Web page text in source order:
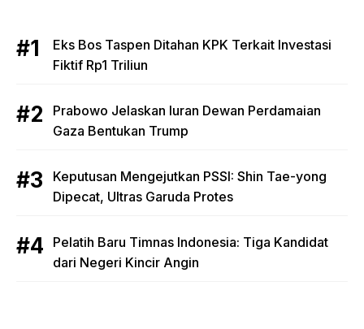
Eks Bos Taspen Ditahan KPK Terkait Investasi
Fiktif Rp1 Triliun
Prabowo Jelaskan Iuran Dewan Perdamaian
Gaza Bentukan Trump
Keputusan Mengejutkan PSSI: Shin Tae-yong
Dipecat, Ultras Garuda Protes
Pelatih Baru Timnas Indonesia: Tiga Kandidat
dari Negeri Kincir Angin